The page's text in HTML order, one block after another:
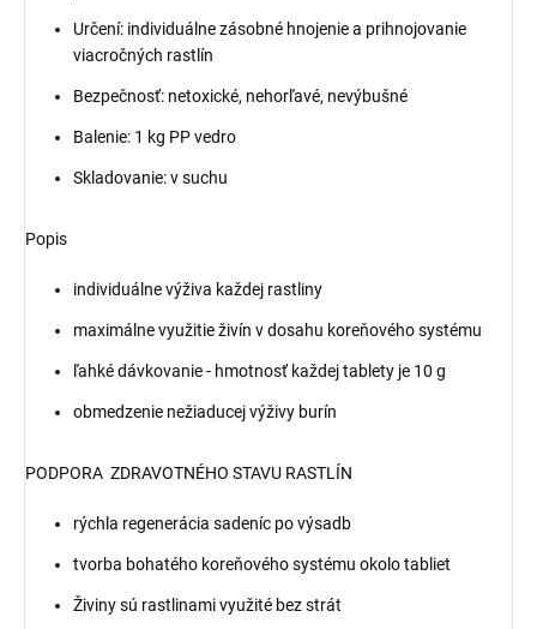
Určení: individuálne zásobné hnojenie a prihnojovanie
viacročných rastlín
Bezpečnosť: netoxické, nehorľavé, nevýbušné
Balenie: 1 kg PP vedro
Skladovanie: v suchu
Popis
individuálne výživa každej rastliny
maximálne využitie živín v dosahu koreňového systému
ľahké dávkovanie - hmotnosť každej tablety je 10 g
obmedzenie nežiaducej výživy burín
PODPORA ZDRAVOTNÉHO STAVU RASTLÍN
rýchla regenerácia sadeníc po výsadb
tvorba bohatého koreňového systému okolo tabliet
Živiny sú rastlinami využité bez strát